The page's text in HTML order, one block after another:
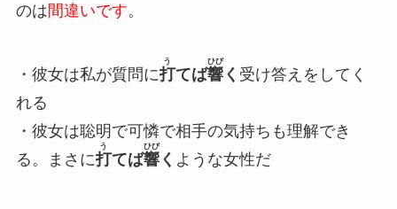
のは間違いです。
・彼女は私が質問に打
う
てば響
ひび
く 受け答えをしてく
れる
・彼女は聡明で可憐で相手の気持ちも理解でき
る。まさに打
う
てば響
ひび
く ような女性だ